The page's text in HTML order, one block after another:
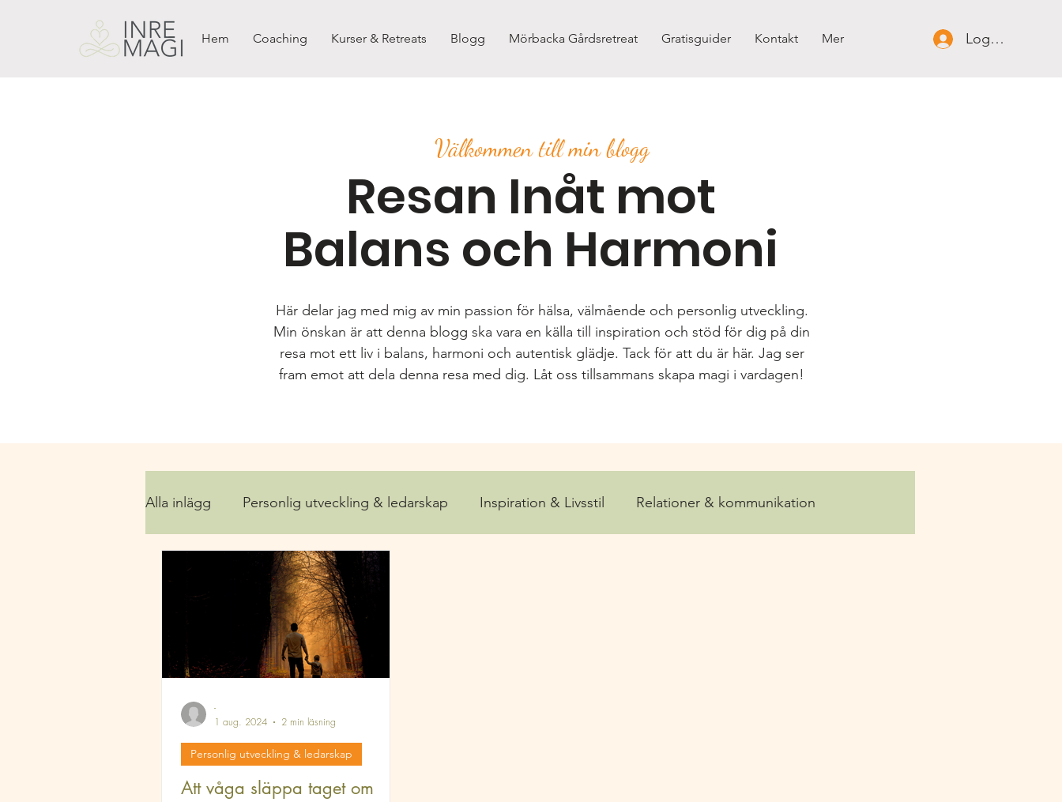
Hem Coaching Kurser & Retreats Blogg Mörbacka Gårdsretreat Gratisguider Kontakt Mer Logga in
Välkommen till min blogg
Resan Inåt mot
Balans och Harmoni
Här delar jag med mig av min passion för hälsa, välmående och personlig utveckling.
Min önskan är att denna blogg ska vara en källa till inspiration och stöd för dig på din
resa mot ett liv i balans, harmoni och autentisk glädje. Tack för att du är här. Jag ser
fram emot att dela denna resa med dig. Låt oss tillsammans skapa magi i vardagen!
Alla inlägg Personlig utveckling & ledarskap Inspiration & Livsstil Relationer & kommunikation
Yinyoga & qigong Hälsa och Välmående
Att våga släppa taget om
Personlig utveckling & ledarskap
-
1 aug. 2024
2 min läsning